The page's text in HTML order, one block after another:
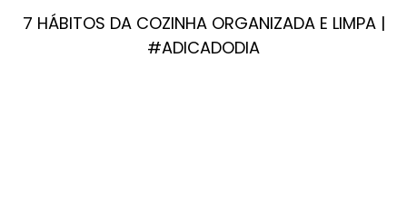
7 HÁBITOS DA COZINHA ORGANIZADA E LIMPA |
#ADICADODIA